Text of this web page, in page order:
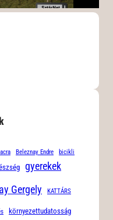
Beleznay Endre bicikli
gyerekek
Gergely KATTÁRS
környezettudatosság